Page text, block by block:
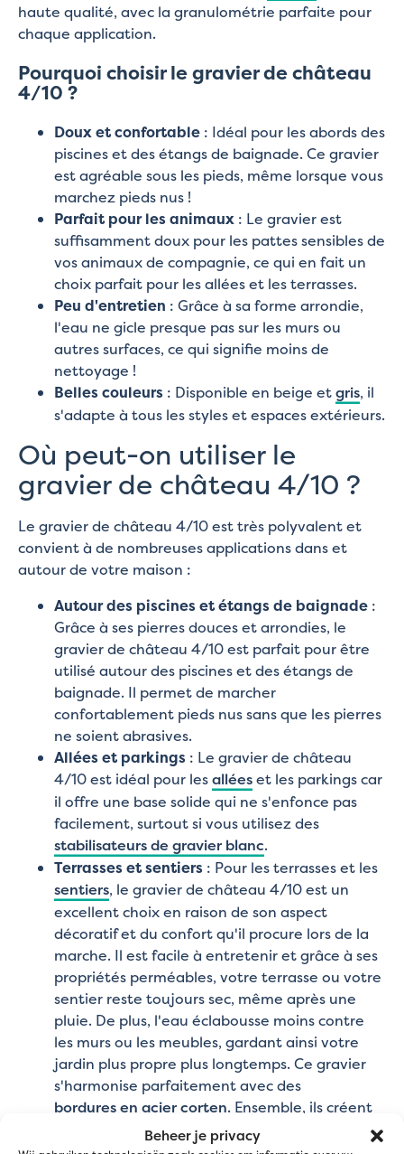
Beheer je privacy
haute qualité, avec la granulométrie parfaite pour
chaque application.
Pourquoi choisir le gravier de château
4/10 ?
Doux et confortable : Idéal pour les abords des
piscines et des étangs de baignade. Ce gravier
est agréable sous les pieds, même lorsque vous
marchez pieds nus !
Parfait pour les animaux : Le gravier est
suffisamment doux pour les pattes sensibles de
vos animaux de compagnie, ce qui en fait un
choix parfait pour les allées et les terrasses.
Peu d'entretien : Grâce à sa forme arrondie,
l'eau ne gicle presque pas sur les murs ou
autres surfaces, ce qui signifie moins de
nettoyage !
Belles couleurs : Disponible en beige etgris, il
s'adapte à tous les styles et espaces extérieurs.
Où peut-on utiliser le
gravier de château 4/10 ?
Le gravier de château 4/10 est très polyvalent et
convient à de nombreuses applications dans et
autour de votre maison :
Autour des piscines et étangs de baignade :
Grâce à ses pierres douces et arrondies, le
gravier de château 4/10 est parfait pour être
utilisé autour des piscines et des étangs de
baignade. Il permet de marcher
confortablement pieds nus sans que les pierres
ne soient abrasives.
Allées et parkings : Le gravier de château
4/10 est idéal pour lesalléeset les parkings car
il offre une base solide qui ne s'enfonce pas
facilement, surtout si vous utilisez des
stabilisateurs de gravier blanc.
Terrasses et sentiers : Pour les terrasses et les
sentiers, le gravier de château 4/10 est un
excellent choix en raison de son aspect
décoratif et du confort qu'il procure lors de la
marche. Il est facile à entretenir et grâce à ses
propriétés perméables, votre terrasse ou votre
sentier reste toujours sec, même après une
pluie. De plus, l'eau éclabousse moins contre
les murs ou les meubles, gardant ainsi votre
jardin plus propre plus longtemps. Ce gravier
s'harmonise parfaitement avec des
bordures en acier corten. Ensemble, ils créent
une ambiance chaleureuse et rustique grâce à